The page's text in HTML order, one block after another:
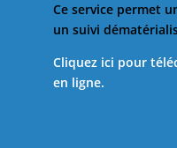
Ce service permet
un suivi
Cliquez ici pour
en ligne.